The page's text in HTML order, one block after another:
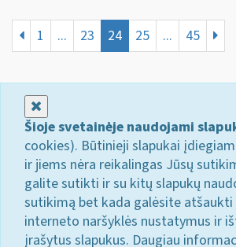
1 ... 23 24 25 ... 45
Šioje svetainėje naudojami
cookies). Būtinieji slapukai
ir jiems nėra reikalingas Jūsų
galite sutikti ir su kitų slapukų
sutikimą bet kada galėsite atšaukti
interneto naršyklės nustatymus ir
įrašytus slapukus. Daugiau